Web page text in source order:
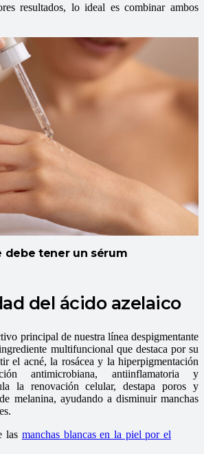
resultados, lo ideal es combinar ambos
debe tener un sérum
del ácido azelaico
principal de nuestra línea despigmentante
multifuncional que destaca por su
el acné, la rosácea y la hiperpigmentación
antimicrobiana, antiinflamatoria y
la renovación celular, destapa poros y
melanina, ayudando a disminuir manchas
las manchas blancas en la piel por el